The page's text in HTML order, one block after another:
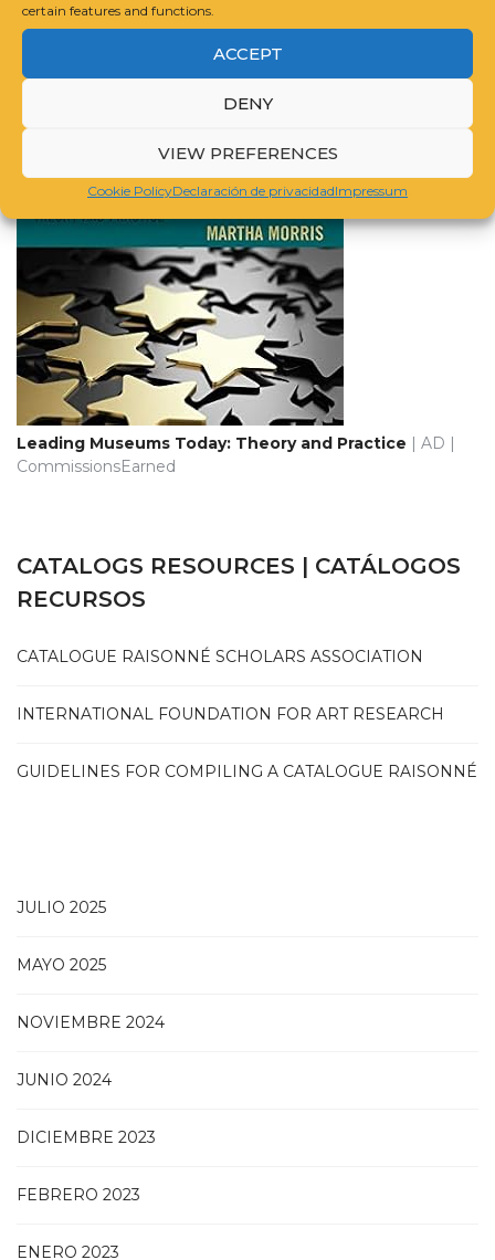
certain features and functions.
ACCEPT
DENY
VIEW PREFERENCES
Cookie PolicyDeclaración de privacidadImpressum
Leading Museums Today: Theory and Practice | AD |
CommissionsEarned
CATALOGS RESOURCES | CATÁLOGOS
RECURSOS
CATALOGUE RAISONNÉ SCHOLARS ASSOCIATION
INTERNATIONAL FOUNDATION FOR ART RESEARCH
GUIDELINES FOR COMPILING A CATALOGUE RAISONNÉ
JULIO 2025
MAYO 2025
NOVIEMBRE 2024
JUNIO 2024
DICIEMBRE 2023
FEBRERO 2023
ENERO 2023